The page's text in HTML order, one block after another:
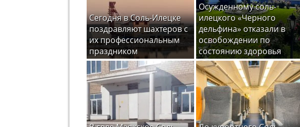
Сегодня в Соль-Илецке
поздравляют шахтеров с
их профессиональным
праздником
Осужденному соль-
илецкого «Черного
дельфина» отказали в
освобождении по
состоянию здоровья